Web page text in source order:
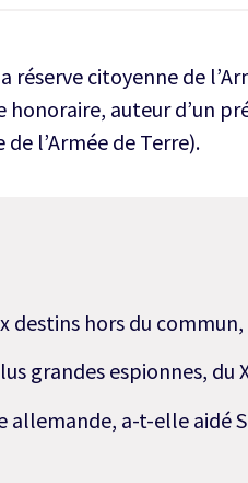
réserve citoyenne de
honoraire, auteur d’un
l’Armée de Terre).
hors du commun,
grandes espionnes, du
allemande, a-t-elle aidé